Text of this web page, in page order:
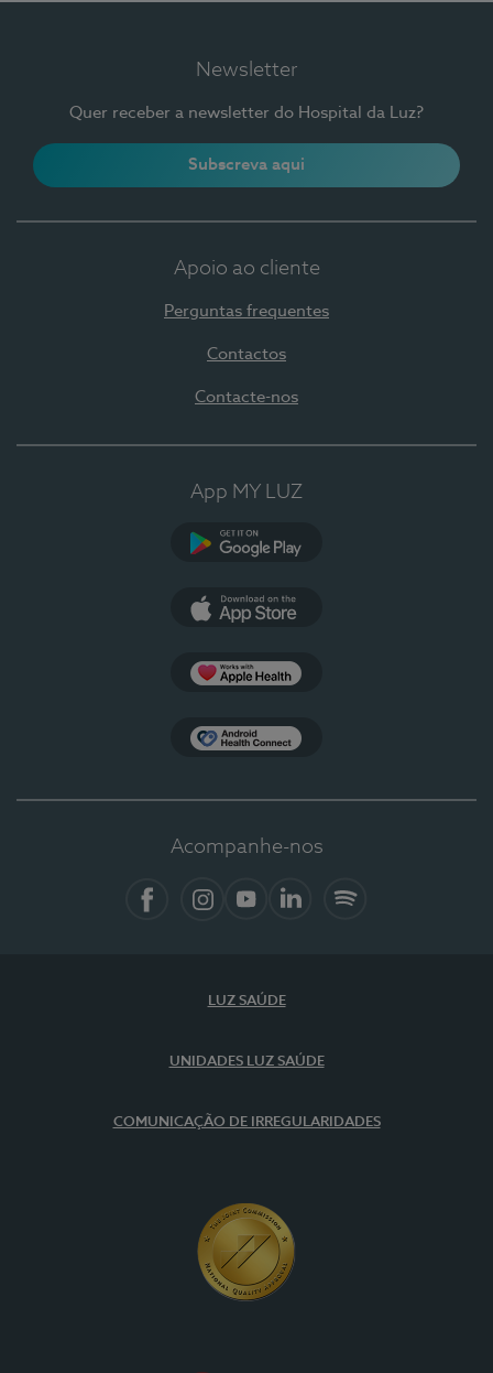
Newsletter
Quer receber a newsletter do Hospital da Luz?
Subscreva aqui
Apoio ao cliente
Perguntas frequentes
Contactos
Contacte-nos
App MY LUZ
Acompanhe-nos
LUZ SAÚDE
UNIDADES LUZ SAÚDE
COMUNICAÇÃO DE IRREGULARIDADES